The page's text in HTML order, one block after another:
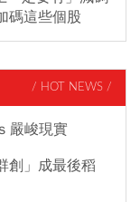
碼這些個股
/ HOT NEWS /
嚴峻現實
創」成最後稻